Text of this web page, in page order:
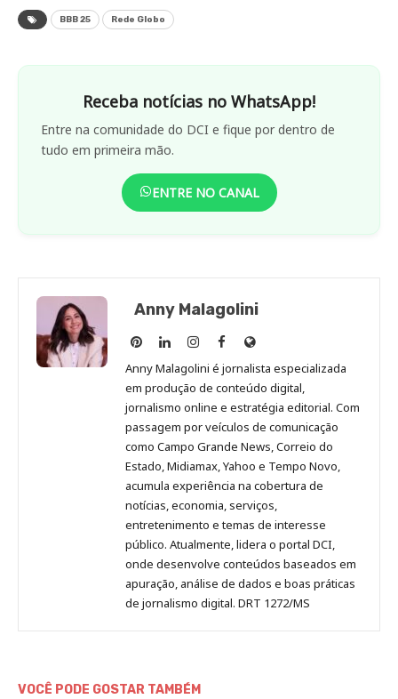
BBB 25 Rede Globo
Receba notícias no WhatsApp!
Entre na comunidade do DCI e fique por dentro de
tudo em primeira mão.
ENTRE NO CANAL
Anny Malagolini
Anny
Malagolini
no
Pinterest
Anny
Malagolini
no
LinkedIn
Anny
Malagolini
no
Instagram
Anny
Malagolini
no
Facebook
Site
de
Anny
Malagolini
Anny Malagolini é jornalista especializada
em produção de conteúdo digital,
jornalismo online e estratégia editorial. Com
passagem por veículos de comunicação
como Campo Grande News, Correio do
Estado, Midiamax, Yahoo e Tempo Novo,
acumula experiência na cobertura de
notícias, economia, serviços,
entretenimento e temas de interesse
público. Atualmente, lidera o portal DCI,
onde desenvolve conteúdos baseados em
apuração, análise de dados e boas práticas
de jornalismo digital. DRT 1272/MS
VOCÊ PODE GOSTAR TAMBÉM